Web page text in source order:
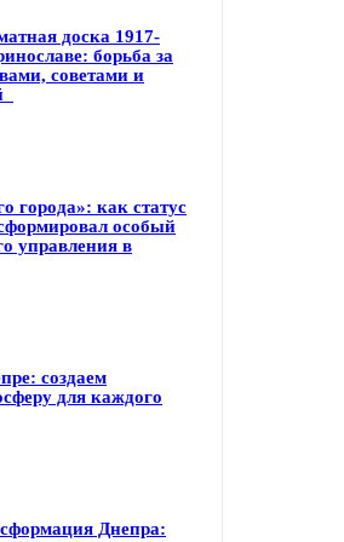
доска 1917-
борьба за
советами и
города»: как статус
особый
управления в
создаем
для каждого
Днепра: